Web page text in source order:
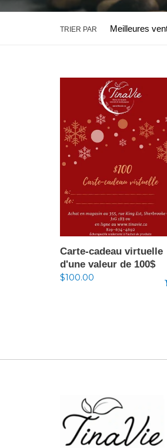
TRIER PAR
Carte-cadeau virtuelle
d'une valeur de 100$
Prix
$100.00